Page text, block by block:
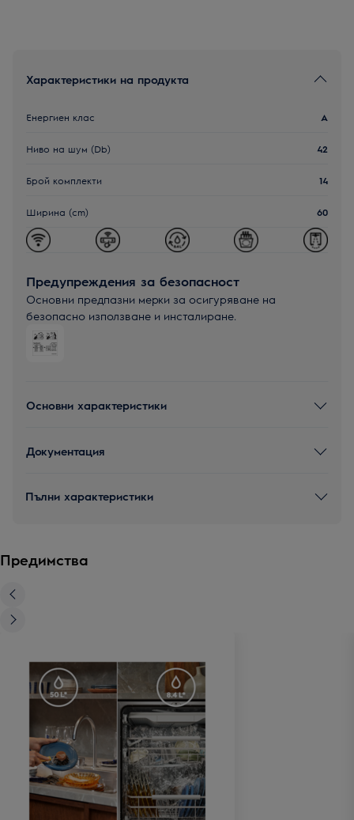
Характеристики на продукта
Енергиен клас A
Ниво на шум (Db) 42
Брой комплекти 14
Ширина (cm) 60
Предупреждения за безопасност
Основни предпазни мерки за осигуряване на
безопасно използване и инсталиране.
Основни характеристики
Документация
Пълни характеристики
Предимства